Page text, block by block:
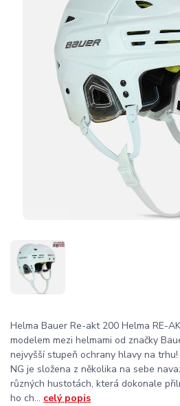
Helma Bauer Re-akt 200 Helma RE-
modelem mezi helmami od značky
nejvyšší stupeň ochrany hlavy na
NG je složena z několika na sebe
různých hustotách, která dokonale
ho ch... celý popis